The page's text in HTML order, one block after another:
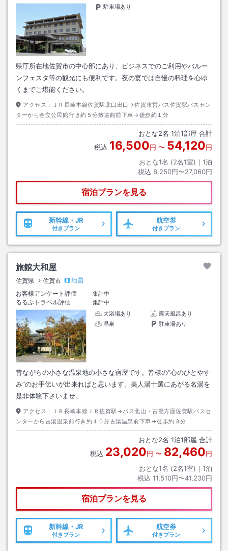
駐車場あり
県庁所在地佐賀市の中心部にあり、ビジネスでのご利用やバルー
ンフェスタ等の観光にも便利です。夜の宴では自慢の料理を心ゆ
くまでご堪能ください。
アクセス：
ＪＲ長崎本線佐賀駅北口出口→佐賀市営バス佐賀駅バスセン
ターから金立公民館行き約５分致遠館前下車→徒歩約１分
おとな2名 1泊1部屋 合計
税込 16,500円 〜 54,120円
おとな1名 (2名1室)｜ 1泊
税込 8,250円〜27,060円
宿泊プランを見る
新幹線・JR
付きプラン
航空券
付きプラン
旅館大和屋
佐賀県 佐賀市
地図
お客様アンケート評価
集計中
るるぶトラベル評価
集計中
大浴場あり
露天風呂あり
温泉
駐車場あり
昔ながらの小さな温泉地の小さな宿屋です。皆様の“心のひとやす
み”のお手伝いが出来ればと思います。美人湯十選にあがる名湯を
是非体験下さいませ。
アクセス：
ＪＲ長崎本線ＪＲ佐賀駅→バス北山・古湯方面佐賀駅バスセ
ンターから古湯温泉前行き約４０分古湯温泉前下車→徒歩約３分
おとな2名 1泊1部屋 合計
税込 23,020円 〜 82,460円
おとな1名 (2名1室)｜ 1泊
税込 11,510円〜41,230円
宿泊プランを見る
新幹線・JR
付きプラン
航空券
付きプラン